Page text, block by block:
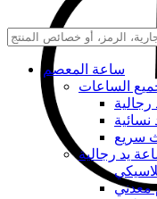
ساعة المعصم
الساعات
سريع
يد رجالية
معدني